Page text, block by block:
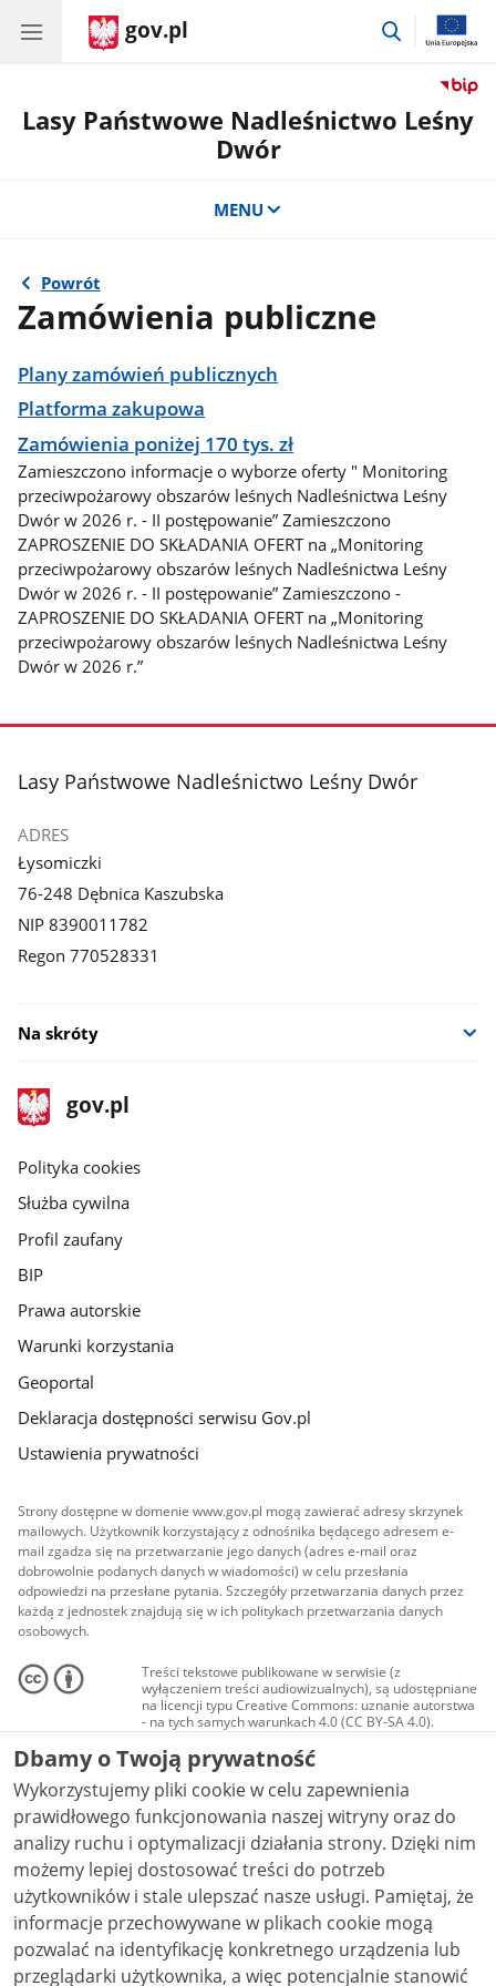
gov.pl
przejdź
Lasy Państwowe Nadleśnictwo Leśny
Dwór
MENU
Powrót
Zamówienia publiczne
Plany zamówień publicznych
Platforma zakupowa
Zamówienia poniżej 170 tys. zł
Zamieszczono informacje o wyborze oferty " Monitoring
przeciwpożarowy obszarów leśnych Nadleśnictwa Leśny
Dwór w 2026 r. - II postępowanie” Zamieszczono
ZAPROSZENIE DO SKŁADANIA OFERT na „Monitoring
przeciwpożarowy obszarów leśnych Nadleśnictwa Leśny
Dwór w 2026 r. - II postępowanie” Zamieszczono -
ZAPROSZENIE DO SKŁADANIA OFERT na „Monitoring
przeciwpożarowy obszarów leśnych Nadleśnictwa Leśny
Dwór w 2026 r.”
stopka
Lasy Państwowe Nadleśnictwo Leśny Dwór
ADRES
Łysomiczki
76-248 Dębnica Kaszubska
NIP 8390011782
Regon 770528331
Na skróty
stopka
gov.pl
Strona
gov.pl
gov.pl
Polityka cookies
Służba cywilna
Profil zaufany
BIP
Prawa autorskie
Warunki korzystania
Geoportal
Deklaracja dostępności serwisu Gov.pl
Ustawienia prywatności
Strony dostępne w domenie www.gov.pl mogą zawierać adresy skrzynek
mailowych. Użytkownik korzystający z odnośnika będącego adresem e-
mail zgadza się na przetwarzanie jego danych (adres e-mail oraz
dobrowolnie podanych danych w wiadomości) w celu przesłania
odpowiedzi na przesłane pytania. Szczegóły przetwarzania danych przez
każdą z jednostek znajdują się w ich politykach przetwarzania danych
osobowych.
Treści tekstowe publikowane w serwisie (z
wyłączeniem treści audiowizualnych), są udostępniane
na licencji typu Creative Commons: uznanie autorstwa
- na tych samych warunkach 4.0 (CC BY-SA 4.0).
Materiały audiowizualne, w tym zdjęcia, materiały
audio i wideo, są udostępniane na licencji typu
Creative Commons: uznanie autorstwa użycie
niekomercyjne - bez utworów zależnych 4.0 (CC BY-
NC-ND 4.0), o ile nie jest to stwierdzone inaczej.
Dbamy o Twoją prywatność
Wykorzystujemy pliki cookie w celu zapewnienia
prawidłowego funkcjonowania naszej witryny oraz do
analizy ruchu i optymalizacji działania strony. Dzięki nim
możemy lepiej dostosować treści do potrzeb
użytkowników i stale ulepszać nasze usługi. Pamiętaj, że
informacje przechowywane w plikach cookie mogą
pozwalać na identyfikację konkretnego urządzenia lub
przeglądarki użytkownika, a więc potencjalnie stanowić